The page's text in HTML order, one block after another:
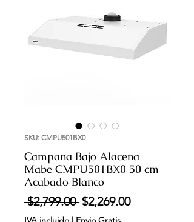
SKU: CMPU501BX0
Campana Bajo Alacena
Mabe CMPU501BX0 50 cm
Acabado Blanco
$2,799.00 Precio
$2,269.00Precio